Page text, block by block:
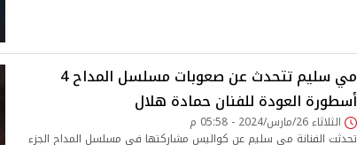
مي سليم تتحدث عن صعوبات مسلسل المداح 4
أسطورة العودة للفنان حمادة هلال
الثلاثاء 26/مارس/2024 - 05:58 م
تحدثت الفنانة مي سليم عن كواليس مشاركتها في مسلسل المداح الجزء